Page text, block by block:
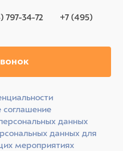
797-34-72
+7 (495)
соглашение
данных
данных для
мероприятиях